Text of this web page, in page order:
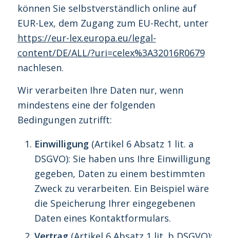
können Sie selbstverständlich online auf
EUR-Lex, dem Zugang zum EU-Recht, unter
https://eur-lex.europa.eu/legal-
content/DE/ALL/?uri=celex%3A32016R0679
nachlesen.
Wir verarbeiten Ihre Daten nur, wenn
mindestens eine der folgenden
Bedingungen zutrifft:
Einwilligung(Artikel 6 Absatz 1 lit. a
DSGVO): Sie haben uns Ihre Einwilligung
gegeben, Daten zu einem bestimmten
Zweck zu verarbeiten. Ein Beispiel wäre
die Speicherung Ihrer eingegebenen
Daten eines Kontaktformulars.